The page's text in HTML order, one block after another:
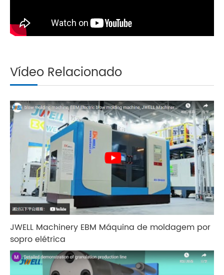
Vídeo Relacionado
JWELL Machinery EBM Máquina de moldagem por
sopro elétrica